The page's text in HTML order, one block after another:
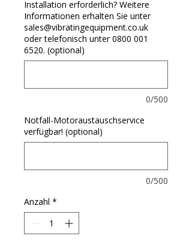
Installation erforderlich? Weitere
Informationen erhalten Sie unter
sales@vibratingequipment.co.uk
oder telefonisch unter 0800 001
6520. (optional)
0/500
Notfall-Motoraustauschservice
verfügbar! (optional)
0/500
Anzahl *